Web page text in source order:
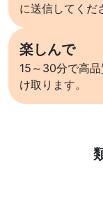
に送信してくだ
楽しんで
15～30分で高
け取ります。